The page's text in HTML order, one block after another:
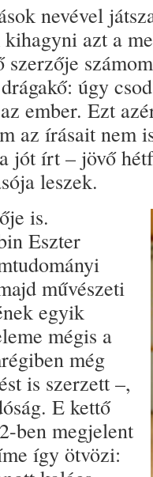
nevével
kihagyni azt a
szerzője
úgy
ember. Ezt
az írásait nem
jót írt – jövő
leszek.
is.
Eszter
művészeti
egyik
mégis a
még
is szerzett –,
E kettő
ben megjelent
így ötvözi: